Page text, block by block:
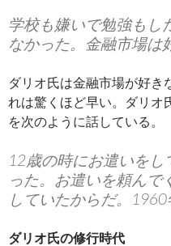
学校も嫌いで勉強もし
なかった。金融市場は
ダリオ氏は金融市場が好き
れは驚くほど早い。ダリオ
を次のように話している。
12歳の時にお遣いを
った。お遣いを頼んで
していたからだ。1960
ダリオ氏の修行時代